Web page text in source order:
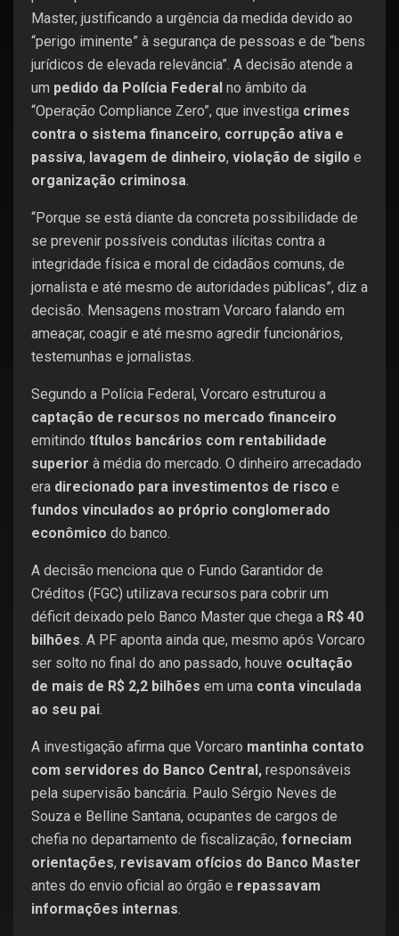
Master, justificando a urgência da medida devido ao
“perigo iminente” à segurança de pessoas e de “bens
jurídicos de elevada relevância”. A decisão atende a
um pedido da Polícia Federal no âmbito da
“Operação Compliance Zero”, que investiga crimes
contra o sistema financeiro, corrupção ativa e
passiva, lavagem de dinheiro, violação de sigilo e
organização criminosa.
“Porque se está diante da concreta possibilidade de
se prevenir possíveis condutas ilícitas contra a
integridade física e moral de cidadãos comuns, de
jornalista e até mesmo de autoridades públicas”, diz a
decisão. Mensagens mostram Vorcaro falando em
ameaçar, coagir e até mesmo agredir funcionários,
testemunhas e jornalistas.
Segundo a Polícia Federal, Vorcaro estruturou a
captação de recursos no mercado financeiro
emitindo títulos bancários com rentabilidade
superior à média do mercado. O dinheiro arrecadado
era direcionado para investimentos de risco e
fundos vinculados ao próprio conglomerado
econômico do banco.
A decisão menciona que o Fundo Garantidor de
Créditos (FGC) utilizava recursos para cobrir um
déficit deixado pelo Banco Master que chega a R$ 40
bilhões. A PF aponta ainda que, mesmo após Vorcaro
ser solto no final do ano passado, houve ocultação
de mais de R$ 2,2 bilhões em uma conta vinculada
ao seu pai.
A investigação afirma que Vorcaro mantinha contato
com servidores do Banco Central, responsáveis
pela supervisão bancária. Paulo Sérgio Neves de
Souza e Belline Santana, ocupantes de cargos de
chefia no departamento de fiscalização, forneciam
orientações, revisavam ofícios do Banco Master
antes do envio oficial ao órgão e repassavam
informações internas.